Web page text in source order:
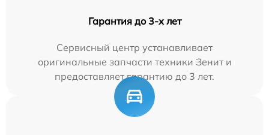
Гарантия до 3-х лет
Сервисный центр устанавливает
оригинальные запчасти техники Зенит и
предоставляет гарантию до 3 лет.